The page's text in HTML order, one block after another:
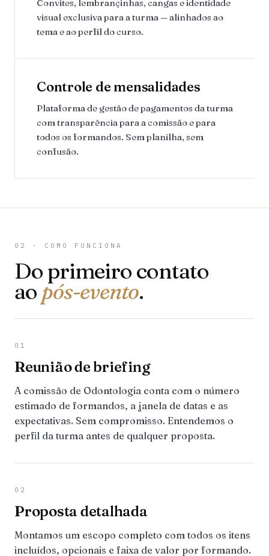
Convites, lembrançinhas, cangas e identidade
visual exclusiva para a turma — alinhados ao
tema e ao perfil do curso.
Controle de mensalidades
Plataforma de gestão de pagamentos da turma
com transparência para a comissão e para
todos os formandos. Sem planilha, sem
confusão.
02 · COMO FUNCIONA
Do primeiro contato
ao pós-evento.
01
Reunião de briefing
A comissão de Odontologia conta com o número
estimado de formandos, a janela de datas e as
expectativas. Sem compromisso. Entendemos o
perfil da turma antes de qualquer proposta.
02
Proposta detalhada
Montamos um escopo completo com todos os itens
incluídos, opcionais e faixa de valor por formando.